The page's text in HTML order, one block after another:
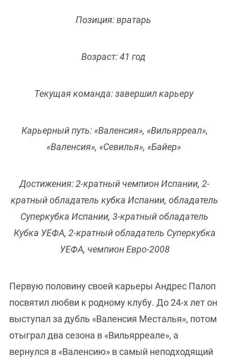
Позиция: вратарь
Возраст: 41 год
Текущая команда: завершил карьеру
Карьерный путь: «Валенсия», «Вильярреал»,
«Валенсия», «Севилья», «Байер»
Достижения: 2-кратный чемпион Испании, 2-
кратный обладатель кубка Испании, обладатель
Суперкубка Испании, 3-кратный обладатель
Кубка УЕФА, 2-кратный обладатель Суперкубка
УЕФА, чемпион Евро-2008
Первую половину своей карьеры Андрес Палоп
посвятил любви к родному клубу. До 24-х лет он
выступал за дубль «Валенсия Месталья», потом
отыграл два сезона в «Вильярреале», а
вернулся в «Валенсию» в самый неподходящий